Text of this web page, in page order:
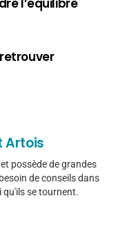
l’équilibre
Artois
possède de grandes
de conseils dans
qu'ils se tournent.